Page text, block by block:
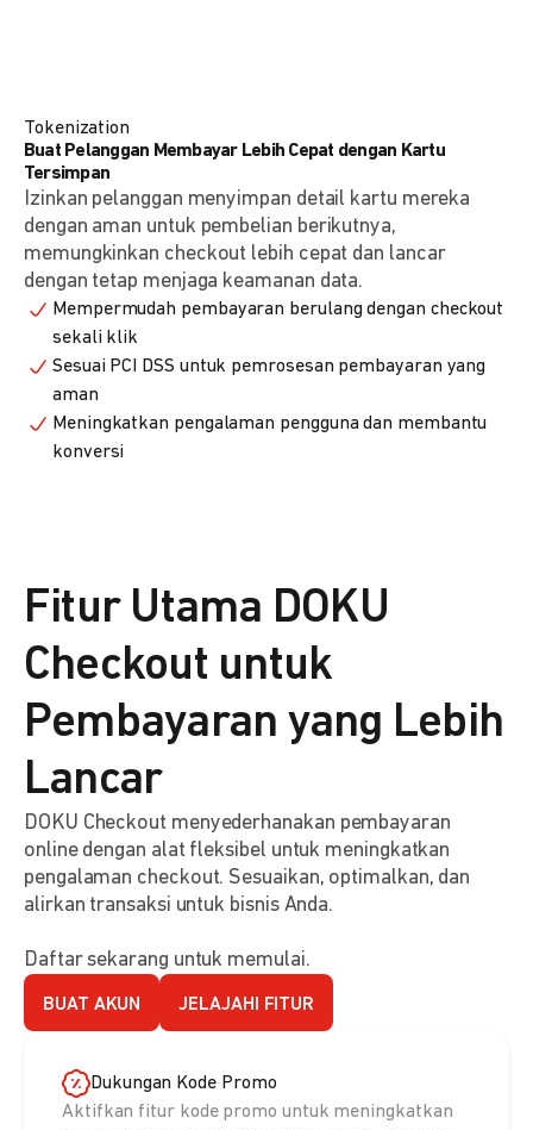
Tokenization
Buat Pelanggan Membayar Lebih Cepat dengan Kartu
Tersimpan
Izinkan pelanggan menyimpan detail kartu mereka
dengan aman untuk pembelian berikutnya,
memungkinkan checkout lebih cepat dan lancar
dengan tetap menjaga keamanan data.
Mempermudah pembayaran berulang dengan checkout
sekali klik
Sesuai PCI DSS untuk pemrosesan pembayaran yang
aman
Meningkatkan pengalaman pengguna dan membantu
konversi
Fitur Utama DOKU
Checkout untuk
Pembayaran yang Lebih
Lancar
DOKU Checkout menyederhanakan pembayaran
online dengan alat fleksibel untuk meningkatkan
pengalaman checkout. Sesuaikan, optimalkan, dan
alirkan transaksi untuk bisnis Anda.
Daftar sekarang untuk memulai.
BUAT AKUN JELAJAHI FITUR
Dukungan Kode Promo
Aktifkan fitur kode promo untuk meningkatkan